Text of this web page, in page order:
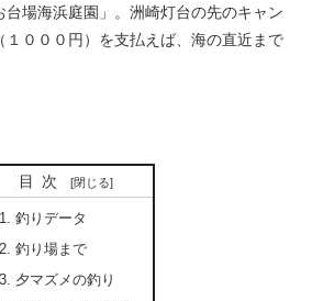
台場海浜庭園」。洲崎灯台の先のキャン
１０００円）を支払えば、海の直近まで
目次
釣りデータ
釣り場まで
夕マズメの釣り